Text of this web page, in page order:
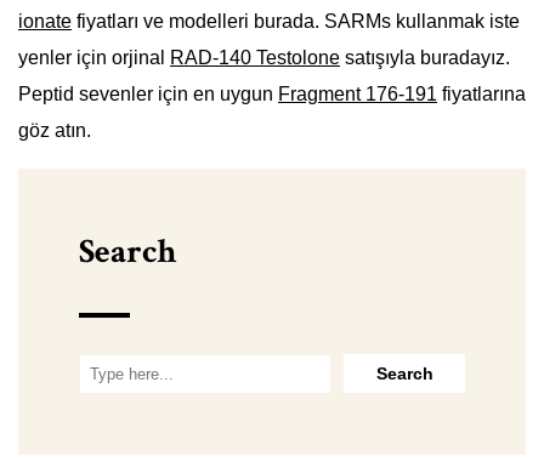
ionate fiyatları ve modelleri burada. SARMs kullanmak iste
yenler için orjinal
RAD-140 Testolone satışıyla buradayız.
Peptid sevenler için en uygun Fragment 176-191 fiyatlarına
göz atın.
Search